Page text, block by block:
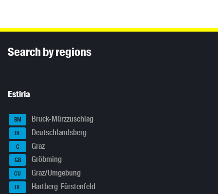
Search by regions
Estiria
BM Bruck-Mürzzuschlag
DL Deutschlandsberg
G Graz
GB Gröbming
GU Graz/Umgebung
HF Hartberg-Fürstenfeld